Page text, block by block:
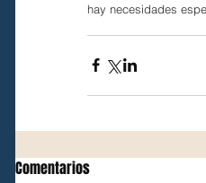
hay necesidades
Comentarios